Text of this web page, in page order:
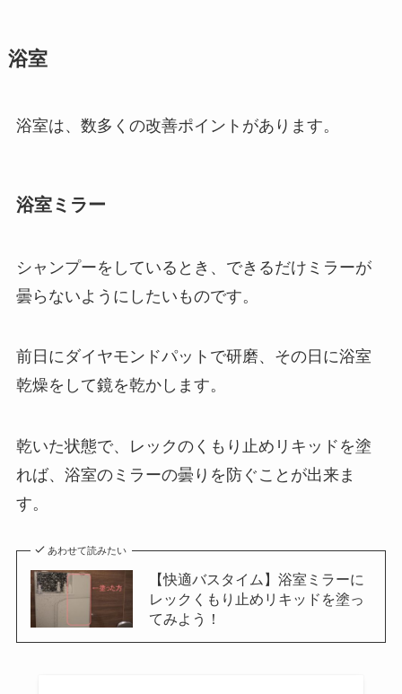
浴室
浴室は、数多くの改善ポイントがあります。
浴室ミラー
シャンプーをしているとき、できるだけミラーが
曇らないようにしたいものです。
前日にダイヤモンドパットで研磨、その日に浴室
乾燥をして鏡を乾かします。
乾いた状態で、レックのくもり止めリキッドを塗
れば、浴室のミラーの曇りを防ぐことが出来ま
す。
あわせて読みたい
【快適バスタイム】浴室ミラーに
レックくもり止めリキッドを塗っ
てみよう！